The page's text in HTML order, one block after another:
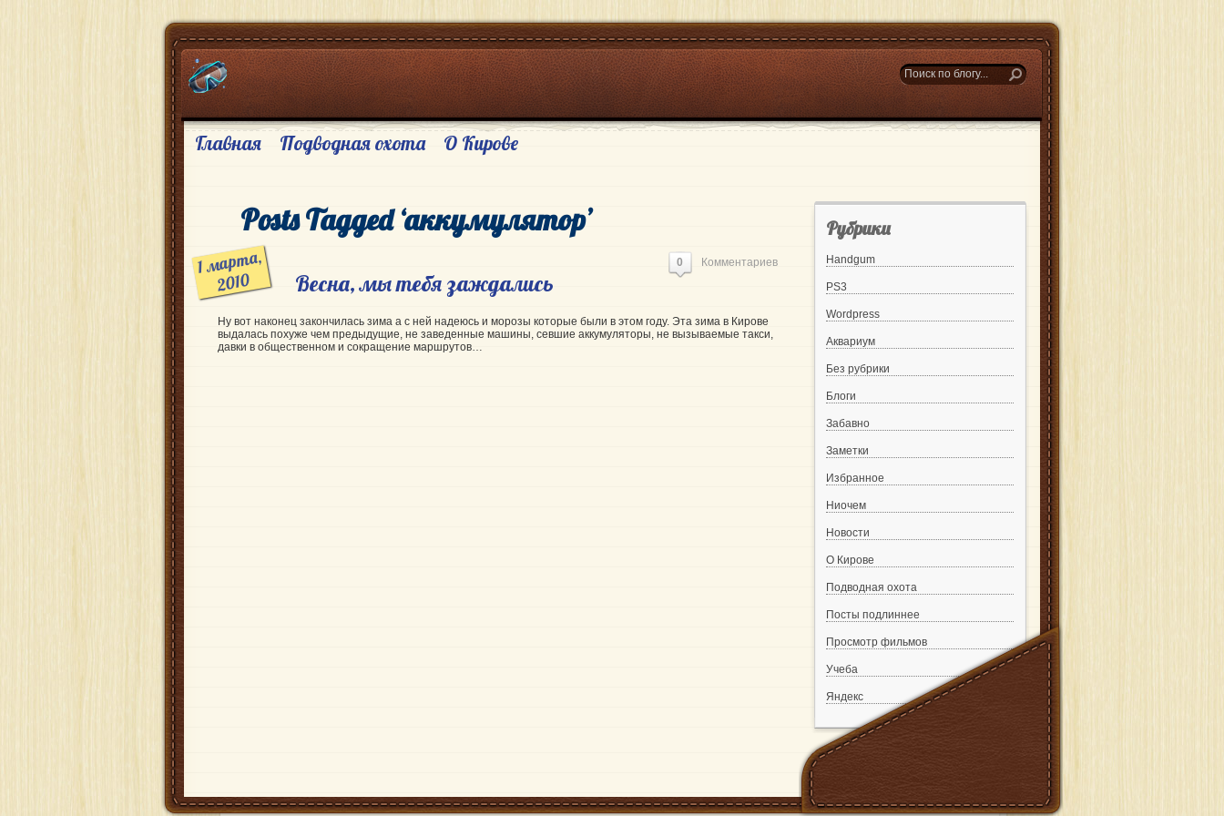
Главная Подводная охота О Кирове
Posts Tagged ‘аккумулятор’
1
мар
та,
2010 Весна, мы тебя заждались
0 Комментариев
Ну вот наконец закончилась зима а с ней надеюсь и морозы которые были в этом году. Эта зима в Кирове
выдалась похуже чем предыдущие, не заведенные машины, севшие аккумуляторы, не вызываемые такси,
давки в общественном и сокращение маршрутов…
Рубрики
Handgum
PS3
Wordpress
Аквариум
Без рубрики
Блоги
Забавно
Заметки
Избранное
Ниочем
Новости
О Кирове
Подводная охота
Посты подлиннее
Просмотр фильмов
Учеба
Яндекс